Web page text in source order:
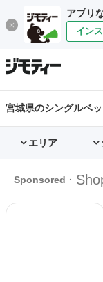
アプリ
イン
宮城県のシングルベ
エリア